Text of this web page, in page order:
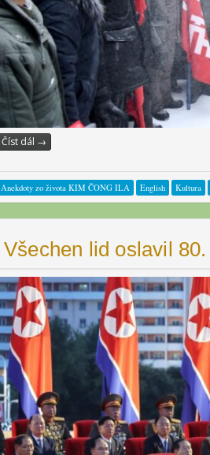
Číst dál →
Anekdoty zo života KIM ČONG ILA English Kultura
Všechen lid oslavil